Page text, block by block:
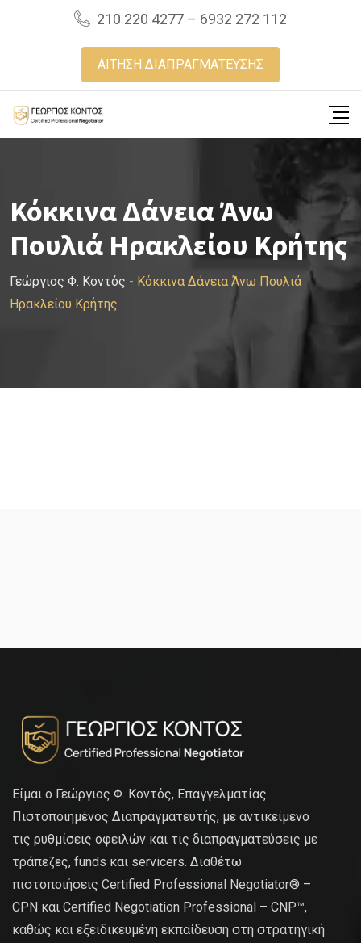
210 220 4277 – 6932 272 112
ΑΙΤΗΣΗ ΔΙΑΠΡΑΓΜΑΤΕΥΣΗΣ
Κόκκινα Δάνεια Άνω
Πουλιά Ηρακλείου Κρήτης
Γεώργιος Φ. Κοντός - Κόκκινα Δάνεια Άνω Πουλιά
Ηρακλείου Κρήτης
Είμαι ο Γεώργιος Φ. Κοντός, Επαγγελματίας
Πιστοποιημένος Διαπραγματευτής, με αντικείμενο
τις ρυθμίσεις οφειλών και τις διαπραγματεύσεις με
τράπεζες, funds και servicers. Διαθέτω
πιστοποιήσεις Certified Professional Negotiator® –
CPN και Certified Negotiation Professional – CNP™,
καθώς και εξειδικευμένη εκπαίδευση στη στρατηγική